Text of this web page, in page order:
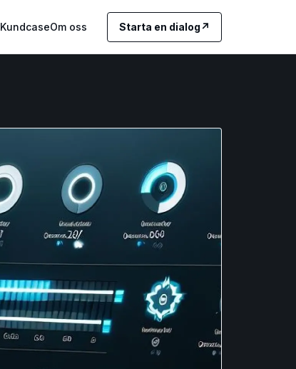
KundcaseOm oss Starta en dialog↗